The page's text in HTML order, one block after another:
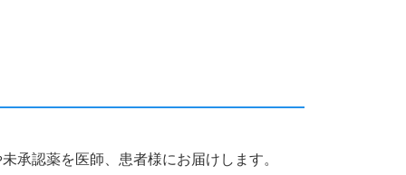
承認薬を医師、患者様にお届けします。